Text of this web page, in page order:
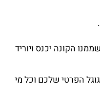
הקונה יכנס ויוריד
הפרטי שלכם וכל מי